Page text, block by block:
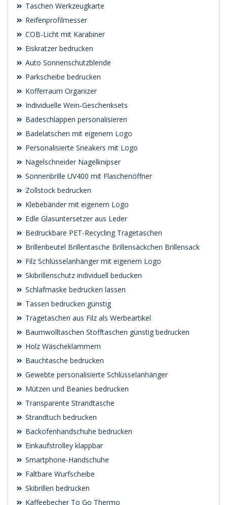
Taschen Werkzeugkarte
Reifenprofilmesser
COB-Licht mit Karabiner
Eiskratzer bedrucken
Auto Sonnenschutzblende
Parkscheibe bedrucken
Kofferraum Organizer
Individuelle Wein-Geschenksets
Badeschlappen personalisieren
Badelatschen mit eigenem Logo
Personalisierte Sneakers mit Logo
Nagelschneider Nagelknipser
Sonnenbrille UV400 mit Flaschenöffner
Zollstock bedrucken
Klebebänder mit eigenem Logo
Edle Glasuntersetzer aus Leder
Bedruckbare PET-Recycling Tragetaschen
Brillenbeutel Brillentasche Brillensäckchen Brillensack
Filz Schlüsselanhänger mit eigenem Logo
Skibrillenschutz individuell beducken
Schlafmaske bedrucken lassen
Tassen bedrucken günstig
Tragetaschen aus Filz als Werbeartikel
Baumwolltaschen Stofftaschen günstig bedrucken
Holz Wäscheklammern
Bauchtasche bedrucken
Gewebte personalisierte Schlüsselanhänger
Mützen und Beanies bedrucken
Transparente Strandtasche
Strandtuch bedrucken
Backofenhandschuhe bedrucken
Einkaufstrolley klappbar
Smartphone-Handschuhe
Faltbare Wurfscheibe
Skibrillen bedrucken
Kaffeebecher To Go Thermo